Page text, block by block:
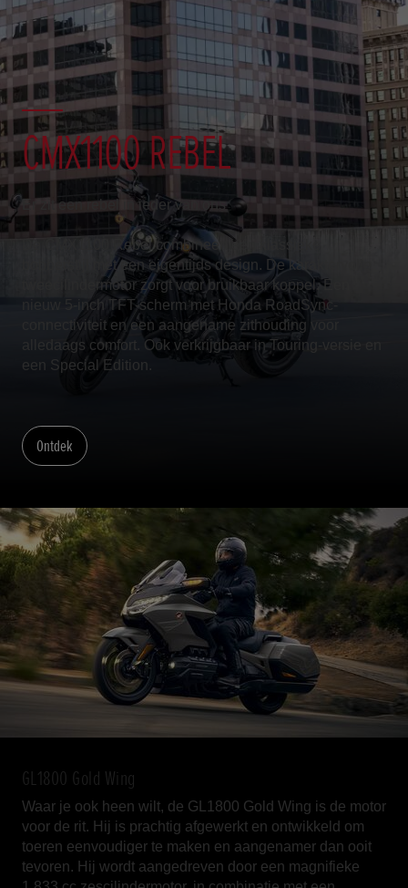
CMX1100 REBEL
Er zit een rebel in ieder van ons
De CMX1100 Rebel combineert een klassieke
bobberstijl met een eigentijds design. De karaktervolle
tweecilindermotor zorgt voor bruikbaar koppel. Een
nieuw 5-inch TFT-scherm met Honda RoadSync-
connectiviteit en een aangename zithouding voor
alledaags comfort. Ook verkrijgbaar in Touring-versie en
een Special Edition.
Ontdek
GL1800 Gold Wing
Waar je ook heen wilt, de GL1800 Gold Wing is de motor
voor de rit. Hij is prachtig afgewerkt en ontwikkeld om
toeren eenvoudiger te maken en aangenamer dan ooit
tevoren. Hij wordt aangedreven door een magnifieke